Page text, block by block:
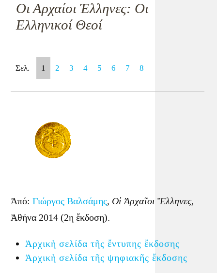
Οι Αρχαίοι Έλληνες: Οι
Ελληνικοί Θεοί
Σελ. 1 2 3 4 5 6 7 8
Ἀπό:Γιώργος Βαλσάμης, Οἱ Ἀρχαῖοι Ἕλληνες,
Ἀθήνα 2014 (2η ἔκδοση).
Ἀρχικὴ σελίδα τῆς ἔντυπης ἔκδοσης
Ἀρχικὴ σελίδα τῆς ψηφιακῆς ἔκδοσης